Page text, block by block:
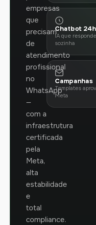
empresas
que
precisam
de
atendimento
profissional
no
WhatsApp
—
com a
infraestrutura
certificada
pela
Meta,
alta
estabilidade
e
total
compliance.
Chatbot 24h
IA que responde
sozinha
Campanhas
Templates
Meta